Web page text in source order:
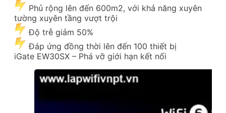
Phủ rộng lên đến 600m2, với khả năng xuyên
tường xuyên tầng vượt trội
Độ trễ giảm 50%
Đáp ứng đồng thời lên đến 100 thiết bị
iGate EW30SX – Phá vỡ giới hạn kết nối